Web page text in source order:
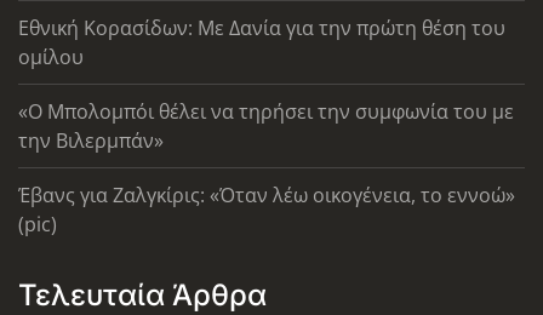
Εθνική Κορασίδων: Με Δανία για την πρώτη θέση του
ομίλου
«Ο Μπολομπόι θέλει να τηρήσει την συμφωνία του με
την Βιλερμπάν»
Έβανς για Ζαλγκίρις: «Όταν λέω οικογένεια, το εννοώ»
(pic)
Τελευταία Άρθρα